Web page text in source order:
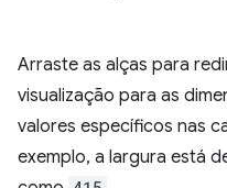
Arraste as alças para
visualização para as
valores específicos nas
exemplo, a largura está